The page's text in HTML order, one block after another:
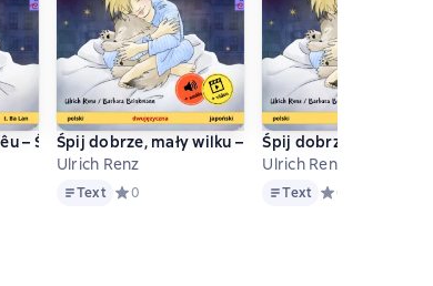
mały wilku (русский – польский)
– Śpij dobrze, mały wilku (tiếng Việt – t. Ba Lan)
0 на основе 0 оценок
Śpij dobrze, mały wilku – おおかみくんも ぐっ
Ulrich Renz
TextText Средний рейтинг 0 на основе 0 оценок
0
Śpij dobrze, mały
Ulrich Renz
TextText Средний
0